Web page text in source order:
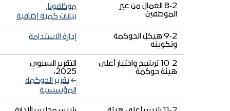
2‑8 العمال من غير
الموظفين
موظفونا,
بيانات كمية إضافية
2‑9 هيكل الحوكمة
وتكوينه
إدارة الاستدامة
2‑10 ترشيح واختيار أعلى
هيئة حوكمة
التقرير السنوي
2025،
تقرير الحوكمة
المؤسسية